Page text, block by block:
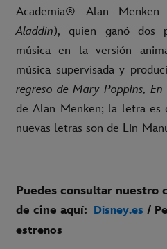
Academia® Alan
Aladdin), quien ganó dos
música en la versión
música supervisada y
regreso de Mary Poppins, En
de Alan Menken; la letra es
nuevas letras son de Lin-
Puedes consultar nuestro
de cine aquí: Disney.es /
estrenos